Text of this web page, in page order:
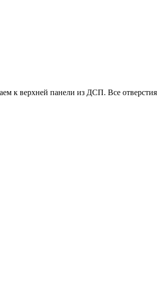
к верхней панели из ДСП. Все отверстия